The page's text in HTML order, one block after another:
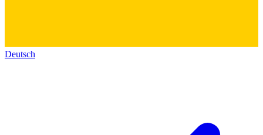
Deutsch